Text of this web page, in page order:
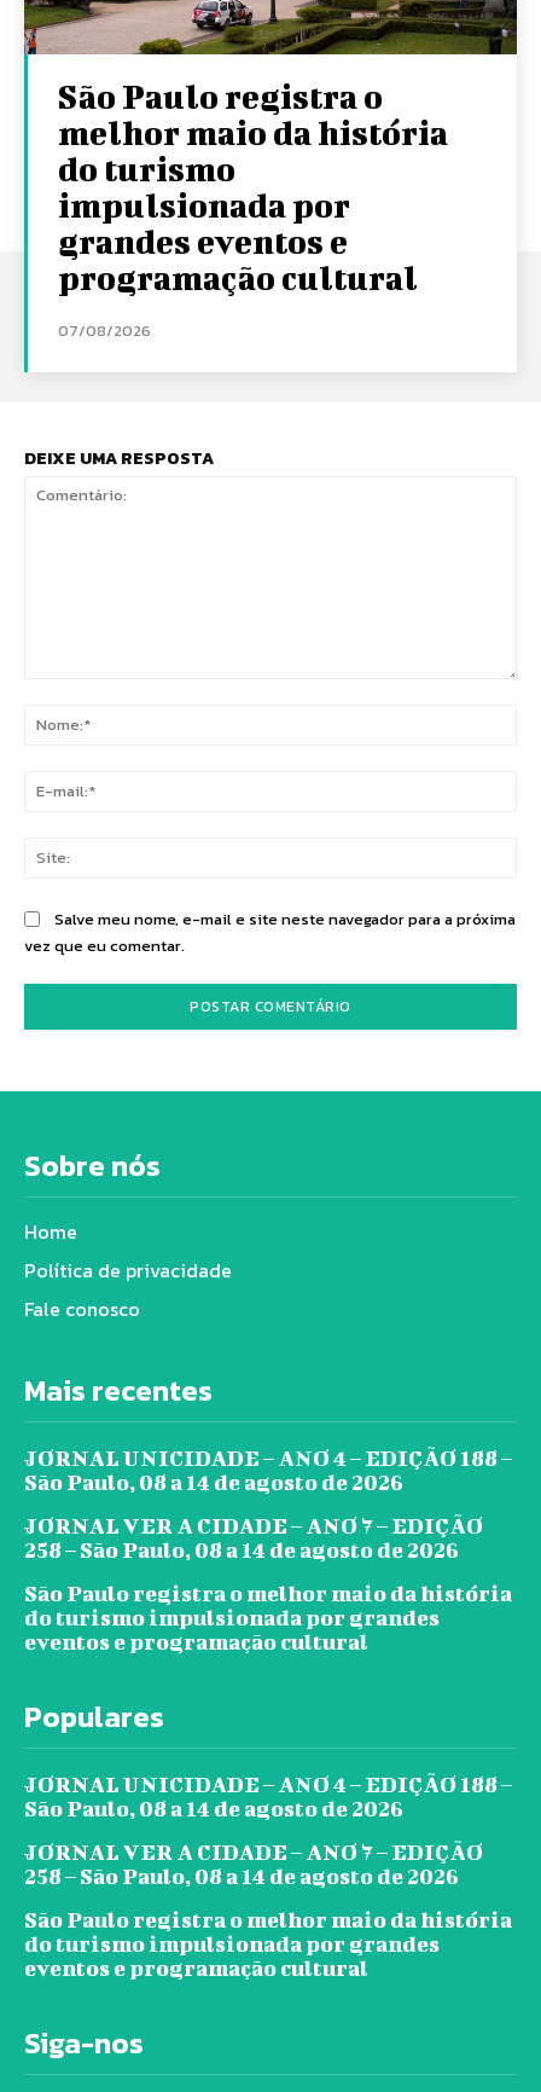
São Paulo registra o
melhor maio da história
do turismo
impulsionada por
grandes eventos e
programação cultural
07/08/2026
DEIXE UMA RESPOSTA
Salve meu nome, e-mail e site neste navegador para a próxima
vez que eu comentar.
Sobre nós
Home
Política de privacidade
Fale conosco
Mais recentes
JORNAL UNICIDADE – ANO 4 – EDIÇÃO 188 –
São Paulo, 08 a 14 de agosto de 2026
JORNAL VER A CIDADE – ANO 7 – EDIÇÃO
258 – São Paulo, 08 a 14 de agosto de 2026
São Paulo registra o melhor maio da história
do turismo impulsionada por grandes
eventos e programação cultural
Populares
JORNAL UNICIDADE – ANO 4 – EDIÇÃO 188 –
São Paulo, 08 a 14 de agosto de 2026
JORNAL VER A CIDADE – ANO 7 – EDIÇÃO
258 – São Paulo, 08 a 14 de agosto de 2026
São Paulo registra o melhor maio da história
do turismo impulsionada por grandes
eventos e programação cultural
Siga-nos